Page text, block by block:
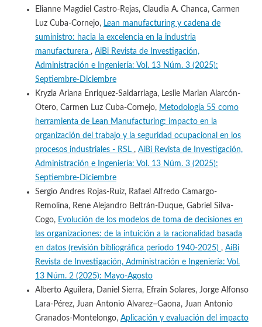
Elianne Magdiel Castro-Rejas, Claudia A. Chanca, Carmen
Luz Cuba-Cornejo, Lean manufacturing y cadena de
suministro: hacia la excelencia en la industria
manufacturera , AiBi Revista de Investigación,
Administración e Ingeniería: Vol. 13 Núm. 3 (2025):
Septiembre-Diciembre
Kryzia Ariana Enriquez-Saldarriaga, Leslie Marian Alarcón-
Otero, Carmen Luz Cuba-Cornejo, Metodología 5S como
herramienta de Lean Manufacturing: impacto en la
organización del trabajo y la seguridad ocupacional en los
procesos industriales - RSL , AiBi Revista de Investigación,
Administración e Ingeniería: Vol. 13 Núm. 3 (2025):
Septiembre-Diciembre
Sergio Andres Rojas-Ruiz, Rafael Alfredo Camargo-
Remolina, Rene Alejandro Beltrán-Duque, Gabriel Silva-
Cogo, Evolución de los modelos de toma de decisiones en
las organizaciones: de la intuición a la racionalidad basada
en datos (revisión bibliográfica periodo 1940-2025) , AiBi
Revista de Investigación, Administración e Ingeniería: Vol.
13 Núm. 2 (2025): Mayo-Agosto
Alberto Aguilera, Daniel Sierra, Efrain Solares, Jorge Alfonso
Lara-Pérez, Juan Antonio Alvarez–Gaona, Juan Antonio
Granados-Montelongo, Aplicación y evaluación del impacto